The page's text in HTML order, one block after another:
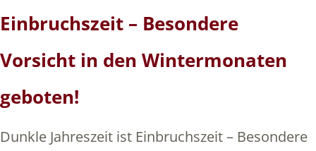
Einbruchszeit – Besondere
Vorsicht in den Wintermonaten
geboten!
Dunkle Jahreszeit ist Einbruchszeit – Besondere